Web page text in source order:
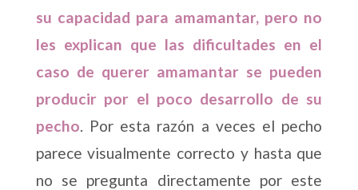
su capacidad para amamantar, pero no
les explican que las dificultades en el
caso de querer amamantar se pueden
producir por el poco desarrollo de su
pecho. Por esta razón a veces el pecho
parece visualmente correcto y hasta que
no se pregunta directamente por este